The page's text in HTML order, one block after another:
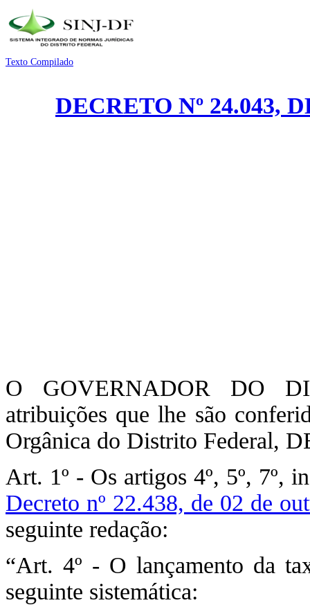
Texto Compilado
DECRETO Nº 24.043,
O GOVERNADOR DO
atribuições que lhe são
Orgânica do Distrito Federal,
Art. 1º - Os artigos 4º, 5º, 7º,
Decreto nº 22.438, de 02 de
seguinte redação:
“Art. 4º - O lançamento da
seguinte sistemática: